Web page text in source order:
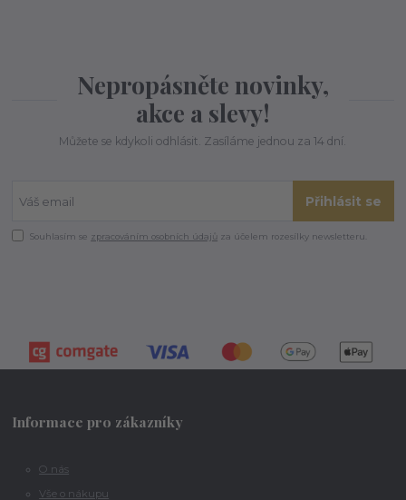
Nepropásněte novinky,
akce a slevy!
Můžete se kdykoli odhlásit. Zasíláme jednou za 14 dní.
Přihlásit se
Souhlasím se zpracováním osobních údajů za účelem rozesílky newsletteru.
Informace pro zákazníky
O nás
Vše o nákupu